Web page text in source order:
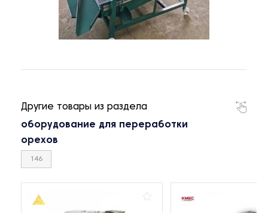
Другие товары из раздела
оборудование для переработки
орехов
146